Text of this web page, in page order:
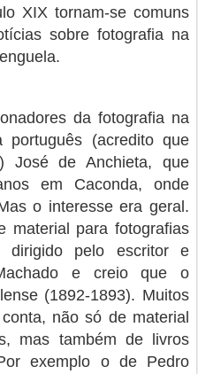
XIX tornam-se comuns
sobre fotografia na
da fotografia na
(acredito que
José de Anchieta, que
em Caconda, onde
o interesse era geral.
material para fotografias
dirigido pelo escritor e
e creio que o
(1892-1893). Muitos
não só de material
mas também de livros
exemplo o de Pedro